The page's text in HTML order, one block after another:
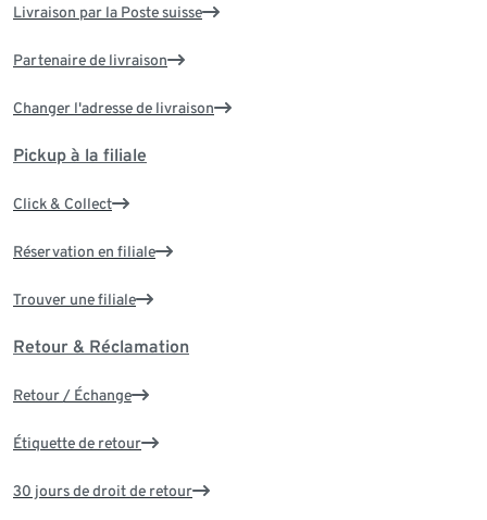
Livraison par la Poste suisse
Partenaire de livraison
Changer l'adresse de livraison
Pickup à la filiale
Click & Collect
Réservation en filiale
Trouver une filiale
Retour & Réclamation
Retour / Échange
Étiquette de retour
30 jours de droit de retour